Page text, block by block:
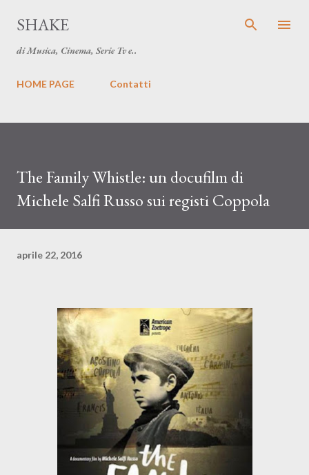
SHAKE
di Musica, Cinema, Serie Tv e..
HOME PAGE Contatti
The Family Whistle: un docufilm di
Michele Salfi Russo sui registi Coppola
aprile 22, 2016